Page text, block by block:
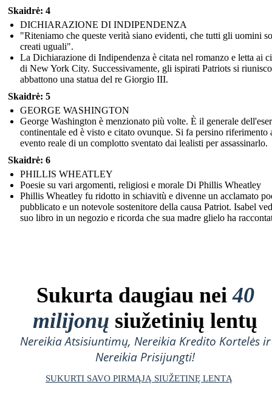
Skaidrė: 4
DICHIARAZIONE DI INDIPENDENZA
"Riteniamo che queste verità siano evidenti, che tutti gli uomini
creati uguali".
La Dichiarazione di Indipendenza è citata nel romanzo e letta ai
di New York City. Successivamente, gli ispirati Patriots si
abbattono una statua del re Giorgio III.
Skaidrė: 5
GEORGE WASHINGTON
George Washington è menzionato più volte. È il generale
continentale ed è visto e citato ovunque. Si fa persino riferimento
evento reale di un complotto sventato dai lealisti per assassinarlo.
Skaidrė: 6
PHILLIS WHEATLEY
Poesie su vari argomenti, religiosi e morale Di Phillis Wheatley
Phillis Wheatley fu ridotto in schiavitù e divenne un acclamato
pubblicato e un notevole sostenitore della causa Patriot. Isabel
suo libro in un negozio e ricorda che sua madre glielo ha
Sukurta daugiau nei40
milijonų siužetinių lentų
Nereikia Atsisiuntimų, Nereikia Kredito Kortelės ir
Nereikia Prisijungti!
SUKURTI SAVO PIRMĄJĄ SIUŽETINĘ LENTĄ